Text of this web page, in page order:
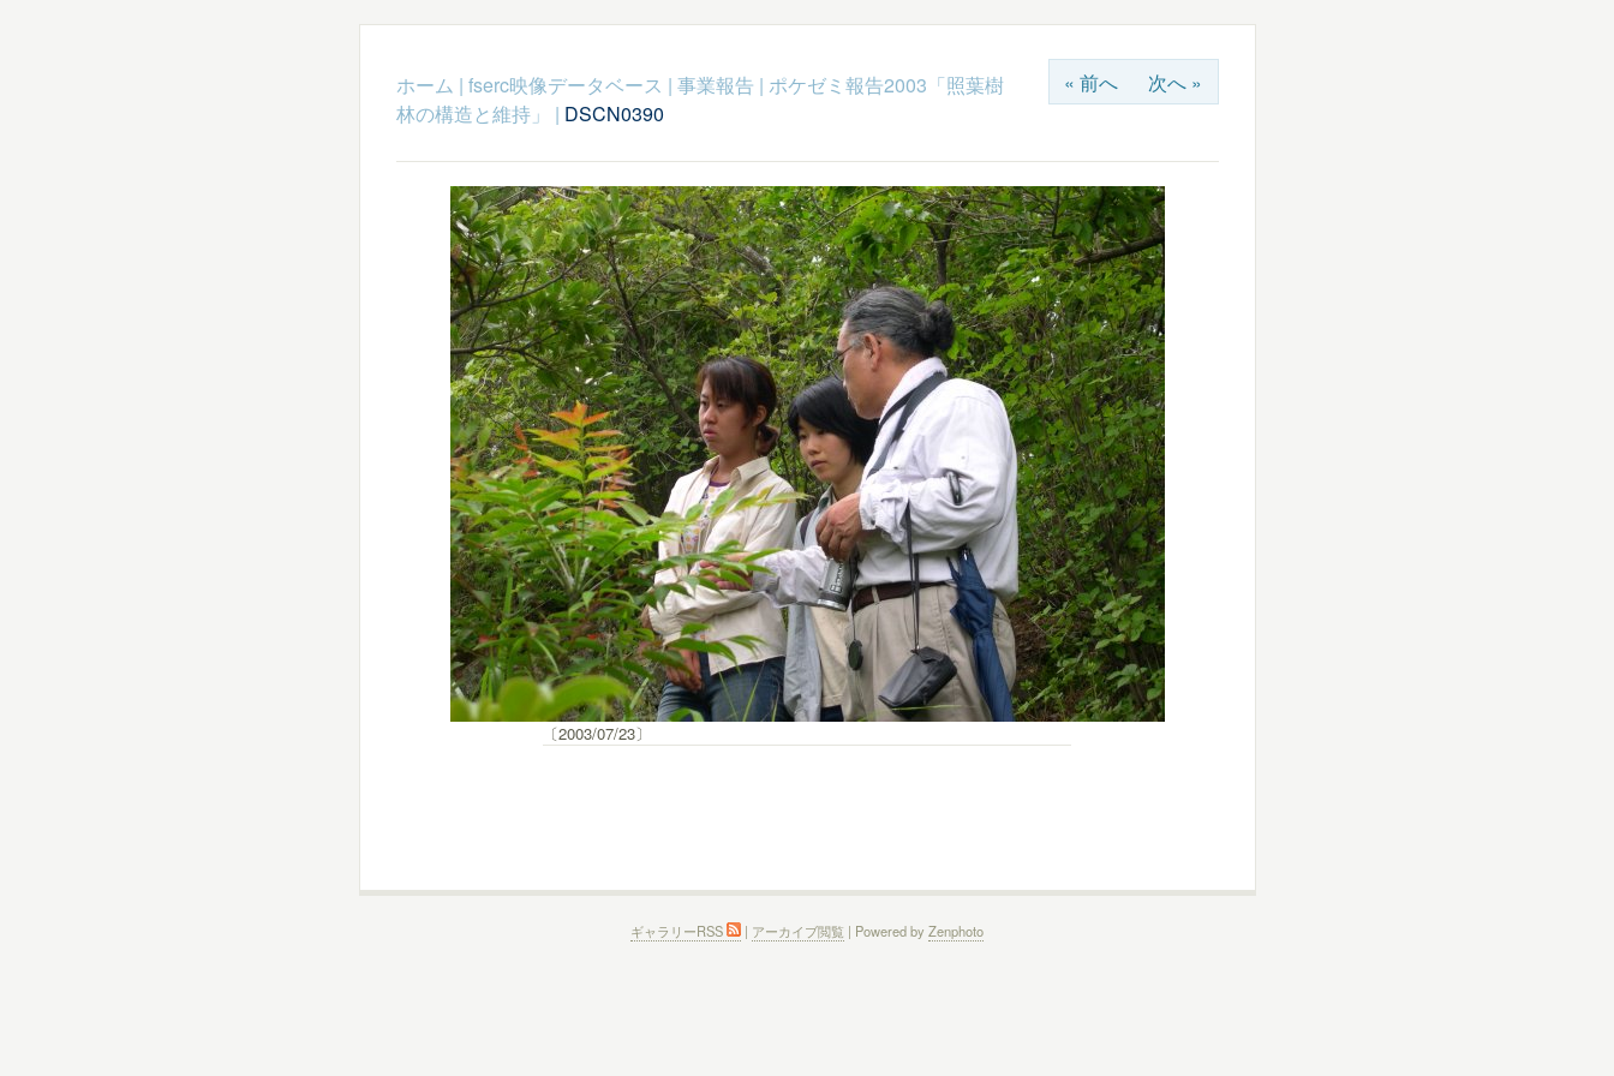
« 前へ 次へ »
ホーム | fserc映像データベース | 事業報告 | ポケゼミ報告2003「照葉樹
林の構造と維持」
| DSCN0390
〔2003/07/23〕
ギャラリーRSS | アーカイブ閲覧 | Powered by Zenphoto